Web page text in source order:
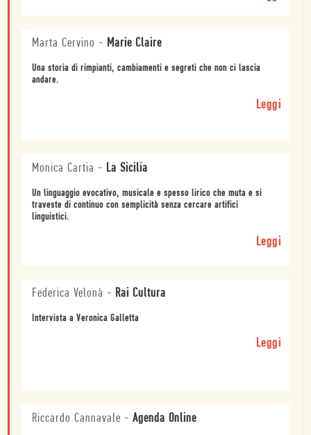
Marta Cervino - Marie Claire
Una storia di rimpianti, cambiamenti e segreti che non ci lascia
andare.
Leggi
Monica Cartia - La Sicilia
Un linguaggio evocativo, musicale e spesso lirico che muta e si
traveste di continuo con semplicità senza cercare artifici
linguistici.
Leggi
Federica Velonà - Rai Cultura
Intervista a Veronica Galletta
Leggi
Riccardo Cannavale - Agenda Online